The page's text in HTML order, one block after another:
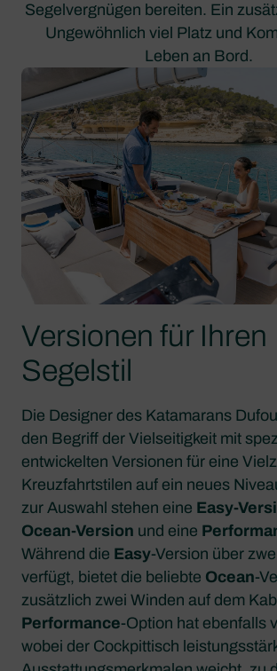
Segelvergnügen bereiten. Ein
Ungewöhnlich viel Platz und
Leben an Bord.
Versionen für Ihren
Segelstil
Die Designer des Katamarans
den Begriff der Vielseitigkeit mit
entwickelten Versionen für eine
Kreuzfahrtstilen auf ein neues
zur Auswahl stehen eine Easy-
Ocean-Version und eine
Während die Easy-Version über
verfügt, bietet die beliebte Ocean-
zusätzlich zwei Winden auf dem
Performance-Option hat ebenfalls
wobei der Cockpittisch